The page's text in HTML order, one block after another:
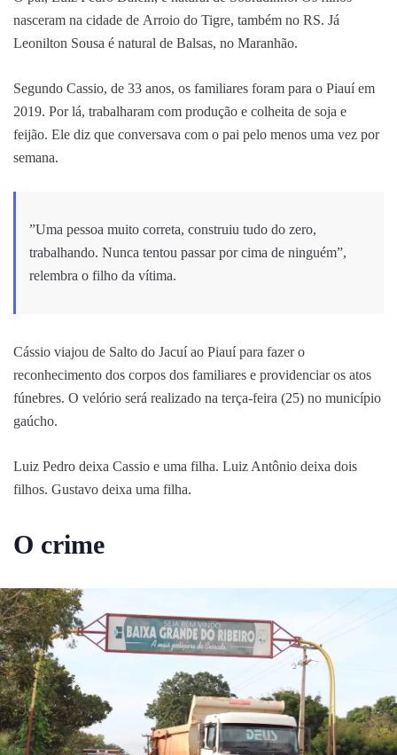
nasceram na cidade de Arroio do Tigre, também no RS. Já
Leonilton Sousa é natural de Balsas, no Maranhão.
Segundo Cassio, de 33 anos, os familiares foram para o Piauí em
2019. Por lá, trabalharam com produção e colheita de soja e
feijão. Ele diz que conversava com o pai pelo menos uma vez por
semana.
”Uma pessoa muito correta, construiu tudo do zero,
trabalhando. Nunca tentou passar por cima de ninguém”,
relembra o filho da vítima.
Cássio viajou de Salto do Jacuí ao Piauí para fazer o
reconhecimento dos corpos dos familiares e providenciar os atos
fúnebres. O velório será realizado na terça-feira (25) no município
gaúcho.
Luiz Pedro deixa Cassio e uma filha. Luiz Antônio deixa dois
filhos. Gustavo deixa uma filha.
O crime